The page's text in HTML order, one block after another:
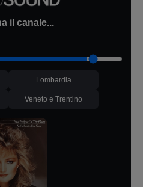
il canale...
Lombardia
Veneto e Trentino